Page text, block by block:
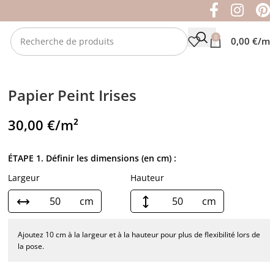
0 0,00 €/
Papier Peint Irises
30,00 €/m²
ÉTAPE 1. Définir les dimensions (en cm) :
Largeur
cm
Hauteur
cm
Ajoutez 10 cm à la largeur et à la hauteur pour plus de flexibilité lors de
la pose.